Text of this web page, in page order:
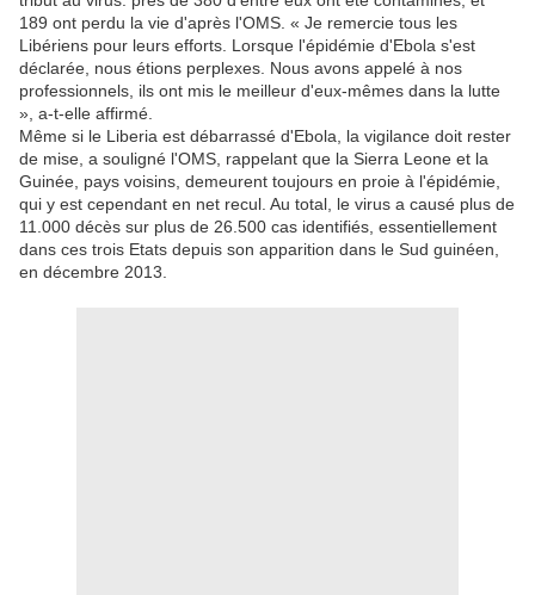
189 ont perdu la vie d'après l'OMS. « Je remercie tous les
Libériens pour leurs efforts. Lorsque l'épidémie d'Ebola s'est
déclarée, nous étions perplexes. Nous avons appelé à nos
professionnels, ils ont mis le meilleur d'eux-mêmes dans la lutte
», a-t-elle affirmé.
Même si le Liberia est débarrassé d'Ebola, la vigilance doit rester
de mise, a souligné l'OMS, rappelant que la Sierra Leone et la
Guinée, pays voisins, demeurent toujours en proie à l'épidémie,
qui y est cependant en net recul. Au total, le virus a causé plus de
11.000 décès sur plus de 26.500 cas identifiés, essentiellement
dans ces trois Etats depuis son apparition dans le Sud guinéen,
en décembre 2013.